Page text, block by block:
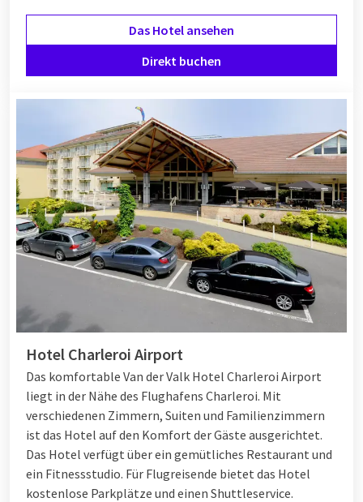
Das Hotel ansehen
Direkt buchen
Hotel Charleroi Airport
Das komfortable Van der Valk Hotel Charleroi Airport
liegt in der Nähe des Flughafens Charleroi. Mit
verschiedenen Zimmern, Suiten und Familienzimmern
ist das Hotel auf den Komfort der Gäste ausgerichtet.
Das Hotel verfügt über ein gemütliches Restaurant und
ein Fitnessstudio. Für Flugreisende bietet das Hotel
kostenlose Parkplätze und einen Shuttleservice.